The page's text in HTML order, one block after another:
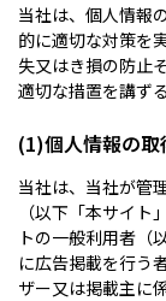
当社は、個人情報
的に適切な対策を
失又はき損の防止
適切な措置を講ず
(1)個人情報の取
当社は、当社が管
（以下「本サイ
トの一般利用者（
に広告掲載を行う
ザー又は掲載主に